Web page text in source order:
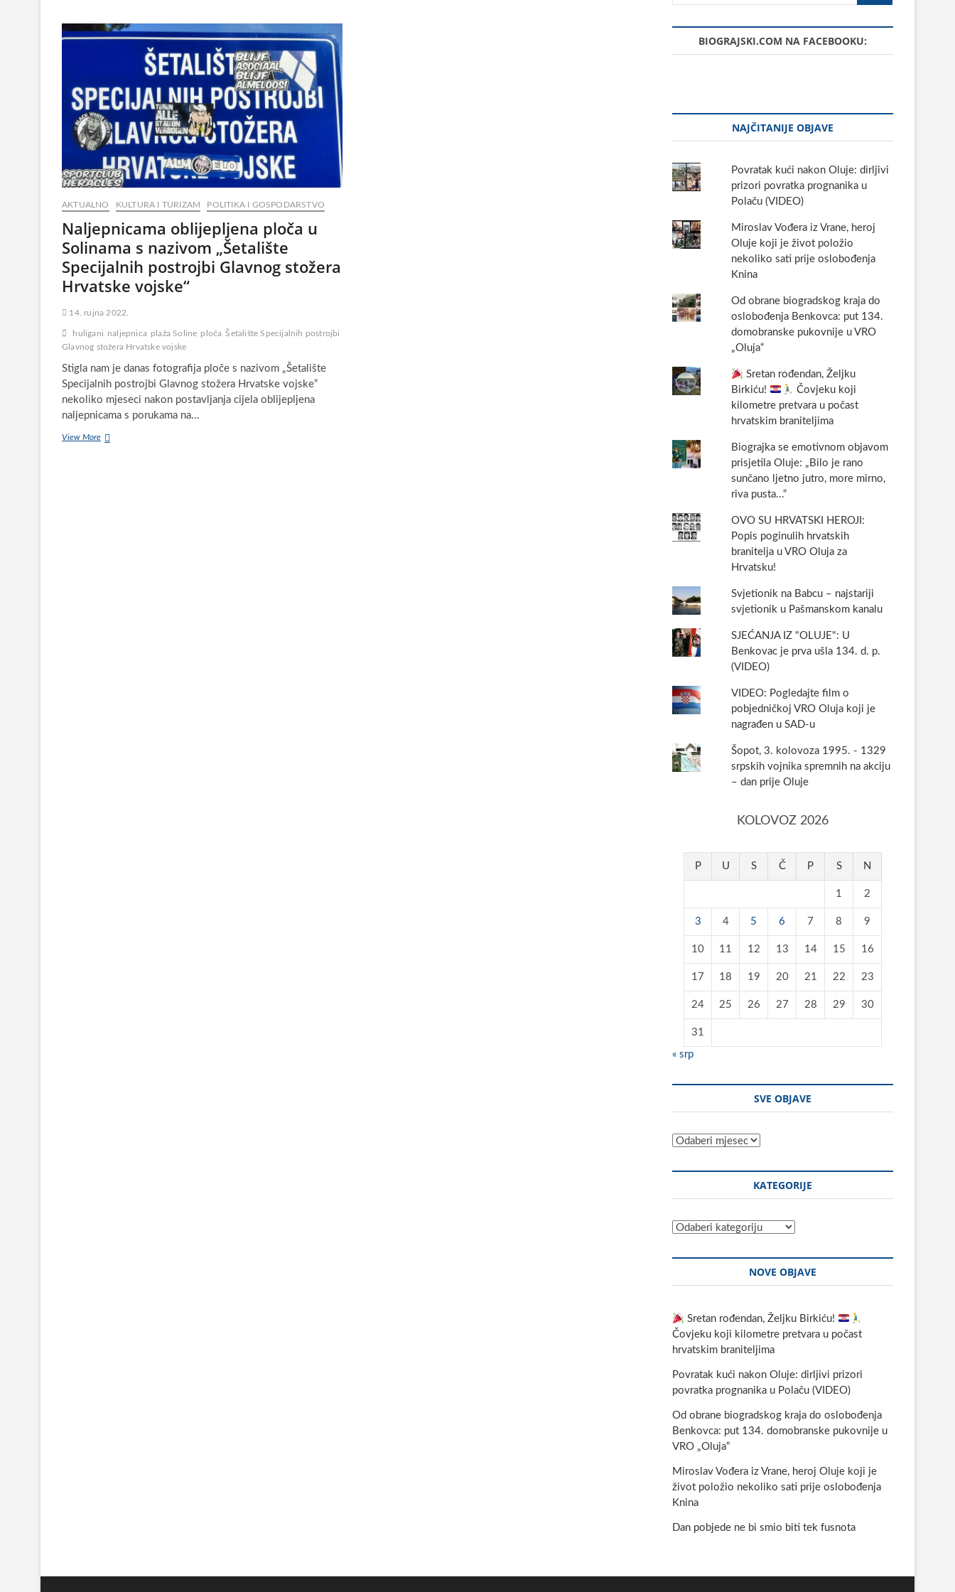
AKTUALNO KULTURA I TURIZAM POLITIKA I GOSPODARSTVO
Naljepnicama oblijepljena ploča u
Solinama s nazivom „Šetalište
Specijalnih postrojbi Glavnog stožera
Hrvatske vojske“
14. rujna 2022.
huligani naljepnica plaža Soline ploča Šetalište Specijalnih postrojbi
Glavnog stožera Hrvatske vojske
Stigla nam je danas fotografija ploče s nazivom „Šetalište
Specijalnih postrojbi Glavnog stožera Hrvatske vojske“
nekoliko mjeseci nakon postavljanja cijela oblijepljena
naljepnicama s porukama na…
View MoreNaljepnicama
BIOGRAJSKI.COM NA FACEBOOKU:
NAJČITANIJE OBJAVE
Povratak kući nakon Oluje: dirljivi
prizori povratka prognanika u
Polaču (VIDEO)
Miroslav Vođera iz Vrane, heroj
Oluje koji je život položio
nekoliko sati prije oslobođenja
Knina
Od obrane biogradskog kraja do
oslobođenja Benkovca: put 134.
domobranske pukovnije u VRO
„Oluja“
Sretan rođendan, Željku
Birkiću!
Čovjeku koji
kilometre pretvara u počast
hrvatskim braniteljima
Biograjka se emotivnom objavom
prisjetila Oluje: „Bilo je rano
sunčano ljetno jutro, more mirno,
riva pusta...“
OVO SU HRVATSKI HEROJI:
Popis poginulih hrvatskih
branitelja u VRO Oluja za
Hrvatsku!
Svjetionik na Babcu – najstariji
svjetionik u Pašmanskom kanalu
SJEĆANJA IZ "OLUJE": U
Benkovac je prva ušla 134. d. p.
(VIDEO)
VIDEO: Pogledajte film o
pobjedničkoj VRO Oluja koji je
nagrađen u SAD-u
Šopot, 3. kolovoza 1995. - 1329
srpskih vojnika spremnih na akciju
– dan prije Oluje
KOLOVOZ 2026
P U S Č P S N
1 2
3 4 5 6 7 8 9
10 11 12 13 14 15 16
17 18 19 20 21 22 23
24 25 26 27 28 29 30
31
« srp
SVE OBJAVE
Sve
KATEGORIJE
Kategorije
NOVE OBJAVE
Sretan rođendan, Željku Birkiću!
Čovjeku koji kilometre pretvara u počast
hrvatskim braniteljima
Povratak kući nakon Oluje: dirljivi prizori
povratka prognanika u Polaču (VIDEO)
Od obrane biogradskog kraja do oslobođenja
Benkovca: put 134. domobranske pukovnije u
VRO „Oluja“
Miroslav Vođera iz Vrane, heroj Oluje koji je
život položio nekoliko sati prije oslobođenja
Knina
Dan pobjede ne bi smio biti tek fusnota